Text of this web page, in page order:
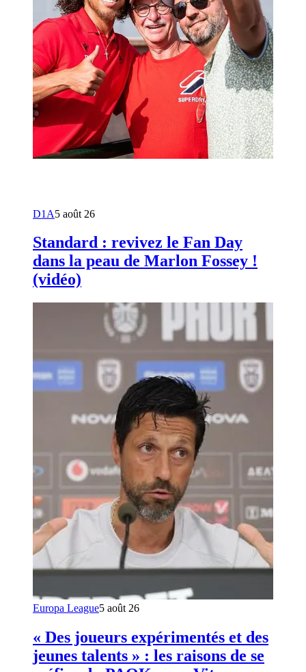
D1A5 août 26
Standard : revivez le Fan Day
dans la peau de Marlon Fossey !
(vidéo)
Europa League5 août 26
« Des joueurs expérimentés et des
jeunes talents » : les raisons de se